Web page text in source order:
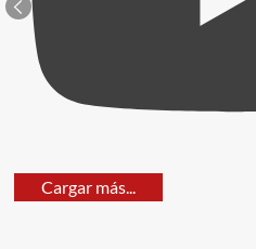
Cargar más...